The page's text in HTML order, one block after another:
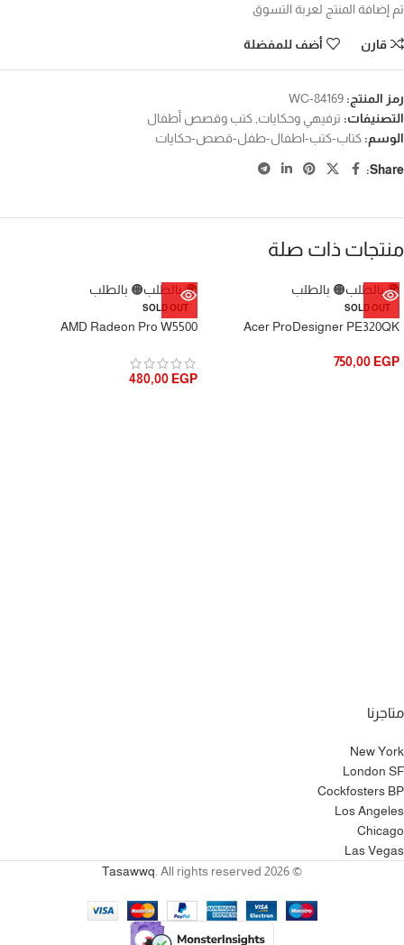
تم إضافة المنتج لعربة التسوق
قارن أضف للمفضلة
رمز المنتج: WC-84169
التصنيفات: ترفيهي وحكايات, كتب وقصص أطفال
الوسم: كتاب-كتب-اطفال-طفل-قصص-حكايات
Share:
منتجات ذات صلة
🌍 بالطلب🟠 بالطلب
SOLD OUT
Acer ProDesigner PE320QK
750,00 EGP
🌍 بالطلب🟠 بالطلب
SOLD OUT
AMD Radeon Pro W5500
480,00 EGP
متاجرنا
New York
London SF
Cockfosters BP
Los Angeles
Chicago
Las Vegas
© 2026
Tasawwq. All rights reserved